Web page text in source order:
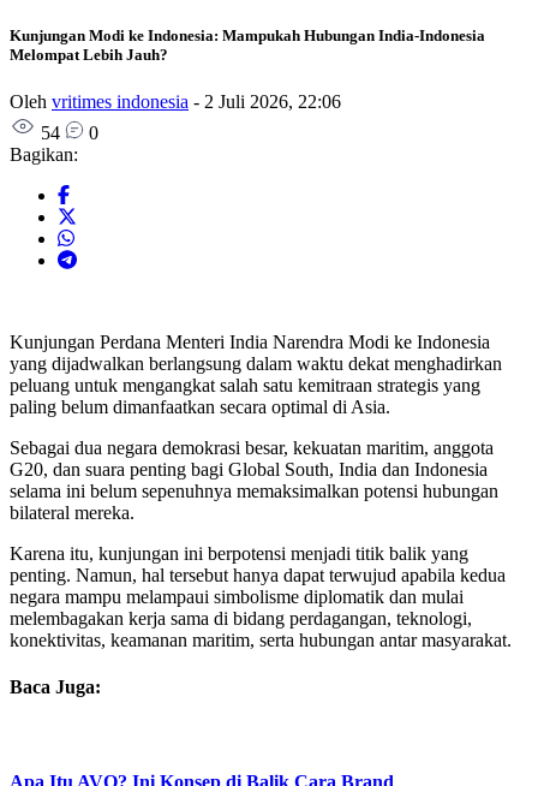
Kunjungan Modi ke Indonesia: Mampukah Hubungan India-Indonesia
Melompat Lebih Jauh?
Oleh vritimes indonesia - 2 Juli 2026, 22:06
54
0
Bagikan:
Kunjungan Perdana Menteri India Narendra Modi ke Indonesia
yang dijadwalkan berlangsung dalam waktu dekat menghadirkan
peluang untuk mengangkat salah satu kemitraan strategis yang
paling belum dimanfaatkan secara optimal di Asia.
Sebagai dua negara demokrasi besar, kekuatan maritim, anggota
G20, dan suara penting bagi Global South, India dan Indonesia
selama ini belum sepenuhnya memaksimalkan potensi hubungan
bilateral mereka.
Karena itu, kunjungan ini berpotensi menjadi titik balik yang
penting. Namun, hal tersebut hanya dapat terwujud apabila kedua
negara mampu melampaui simbolisme diplomatik dan mulai
melembagakan kerja sama di bidang perdagangan, teknologi,
konektivitas, keamanan maritim, serta hubungan antar masyarakat.
Baca Juga:
Apa Itu AVO? Ini Konsep di Balik Cara Brand